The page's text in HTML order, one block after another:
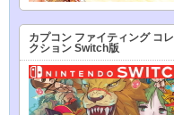
カプコン ファイティング コレ
クション Switch版